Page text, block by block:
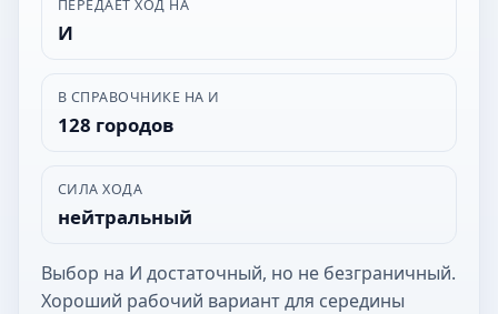
ПЕРЕДАЁТ ХОД НА
И
В СПРАВОЧНИКЕ НА И
128 городов
СИЛА ХОДА
нейтральный
Выбор на И достаточный, но не безграничный.
Хороший рабочий вариант для середины